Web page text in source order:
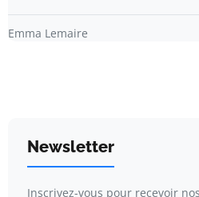
Emma Lemaire
Newsletter
Inscrivez-vous pour recevoir